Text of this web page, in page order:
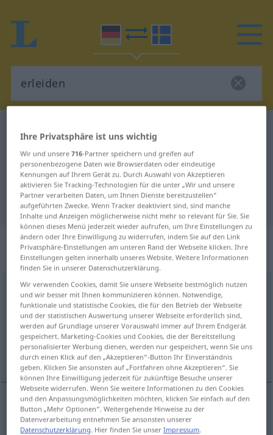
Deutsch-Schwedisch Übersetzung
für "erleiden"
"erleiden" Schwedisch Übersetzung
„erleiden“: transitives Verb,
transitives Zeitwort
erleidenv/t
Übersicht aller Übersetzungen
(Für mehr Details die Übersetzung anklicken/antippen)
lida, genomlida, drabbas av
lida erleiden
Ihre Privatsphäre ist uns wichtig
Wir und unsere716-Partner speichern und greifen auf
personenbezogene Daten wie Browserdaten oder eindeutige
Kennungen auf Ihrem Gerät zu. Durch Auswahl von Akzeptieren
aktivieren Sie Tracking-Technologien für die unter „Wir und unsere
Partner verarbeiten Daten, um Ihnen Dienste bereitzustellen“
aufgeführten Zwecke. Wenn Tracker deaktiviert sind, sind manche
Inhalte und Anzeigen möglicherweise nicht mehr so relevant für Sie. Sie
können dieses Menü jederzeit wieder aufrufen, um Ihre Einstellungen zu
ändern oder Ihre Einwilligung zu widerrufen, indem Sie auf den Link
Privatsphäre-Einstellungen am unteren Rand der Webseite klicken. Ihre
Einstellungen gelten innerhalb unseres Website. Weitere Informationen
finden Sie in unserer Datenschutzerklärung.
Wir verwenden Cookies, damit Sie unsere Webseite bestmöglich nutzen
und wir besser mit Ihnen kommunizieren können. Notwendige,
funktionale und statistische Cookies, die für den Betrieb der Webseite
und der statistischen Auswertung unserer Webseite erforderlich sind,
werden auf Grundlage unserer Vorauswahl immer auf Ihrem Endgerät
gespeichert. Marketing-Cookies und Cookies, die der Bereitstellung
personalisierter Werbung dienen, werden nur gespeichert, wenn Sie uns
durch einen Klick auf den „Akzeptieren“-Button Ihr Einverständnis
geben. Klicken Sie ansonsten auf „Fortfahren ohne Akzeptieren“. Sie
können Ihre Einwilligung jederzeit für zukünftige Besuche unserer
Webseite widerrufen. Wenn Sie weitere Informationen zu den Cookies
und den Anpassungsmöglichkeiten möchten, klicken Sie einfach auf den
Button „Mehr Optionen“. Weitergehende Hinweise zu der
Datenverarbeitung entnehmen Sie ansonsten unserer
Datenschutzerklärung. Hier finden Sie unserImpressum.